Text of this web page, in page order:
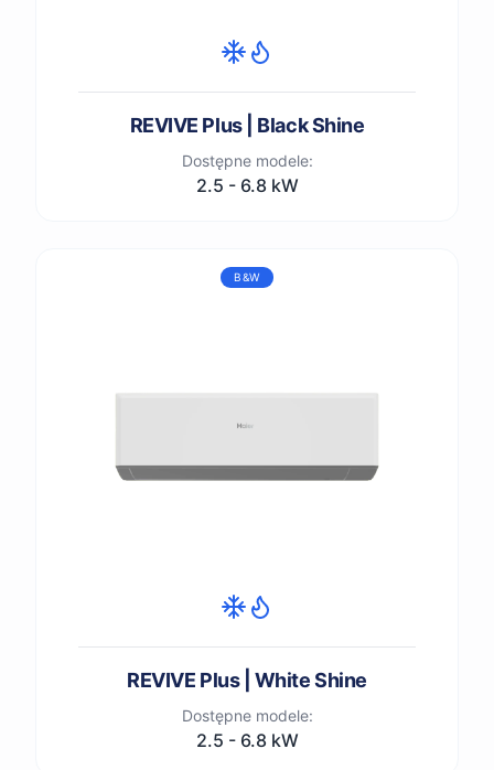
REVIVE Plus | Black Shine
Dostępne modele:
2.5 - 6.8 kW
B&W
REVIVE Plus | White Shine
Dostępne modele:
2.5 - 6.8 kW